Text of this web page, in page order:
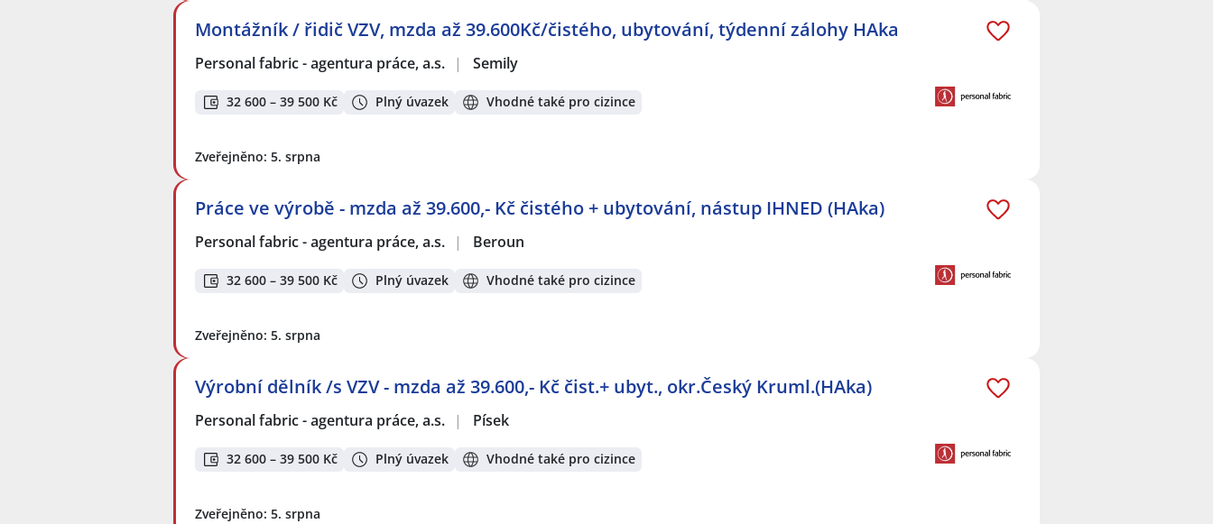
Montážník / řidič VZV, mzda až 39.600Kč/čistého, ubytování, týdenní zálohy HAka
Personal fabric - agentura práce, a.s. | Semily
32 600 – 39 500 Kč Plný úvazek Vhodné také pro cizince
Zveřejněno: 5. srpna
Práce ve výrobě - mzda až 39.600,- Kč čistého + ubytování, nástup IHNED (HAka)
Personal fabric - agentura práce, a.s. | Beroun
32 600 – 39 500 Kč Plný úvazek Vhodné také pro cizince
Zveřejněno: 5. srpna
Výrobní dělník /s VZV - mzda až 39.600,- Kč čist.+ ubyt., okr.Český Kruml.(HAka)
Personal fabric - agentura práce, a.s. | Písek
32 600 – 39 500 Kč Plný úvazek Vhodné také pro cizince
Zveřejněno: 5. srpna